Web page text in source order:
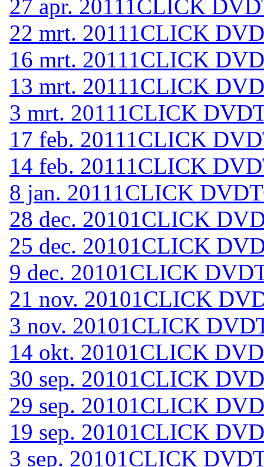
27 apr. 20111CLICK
22 mrt. 20111CLICK
16 mrt. 20111CLICK
13 mrt. 20111CLICK
3 mrt. 20111CLICK
17 feb. 20111CLICK
14 feb. 20111CLICK
8 jan. 20111CLICK
28 dec. 20101CLICK
25 dec. 20101CLICK
9 dec. 20101CLICK
21 nov. 20101CLICK
3 nov. 20101CLICK
14 okt. 20101CLICK
30 sep. 20101CLICK
29 sep. 20101CLICK
19 sep. 20101CLICK
3 sep. 20101CLICK